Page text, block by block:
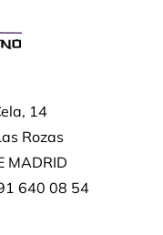
14
Rozas
MADRID
640 08 54